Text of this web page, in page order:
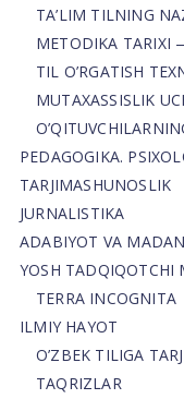
TA’LIM TILNING
METODIKA TARIXI
TIL O’RGATISH
MUTAXASSISLIK
PEDAGOGIKA.
TARJIMASHUNOSLIK
JURNALISTIKA
ADABIYOT VA
YOSH TADQIQOTCHI
TERRA INCOGNITA
ILMIY HAYOT
O’ZBEK TILIGA
TAQRIZLAR